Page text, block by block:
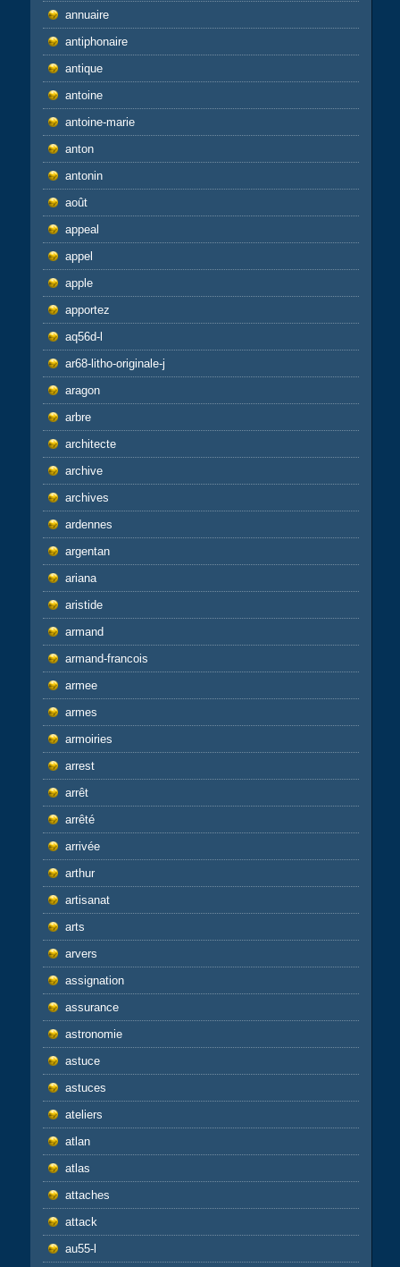
annuaire
antiphonaire
antique
antoine
antoine-marie
anton
antonin
août
appeal
appel
apple
apportez
aq56d-l
ar68-litho-originale-j
aragon
arbre
architecte
archive
archives
ardennes
argentan
ariana
aristide
armand
armand-francois
armee
armes
armoiries
arrest
arrêt
arrêté
arrivée
arthur
artisanat
arts
arvers
assignation
assurance
astronomie
astuce
astuces
ateliers
atlan
atlas
attaches
attack
au55-l